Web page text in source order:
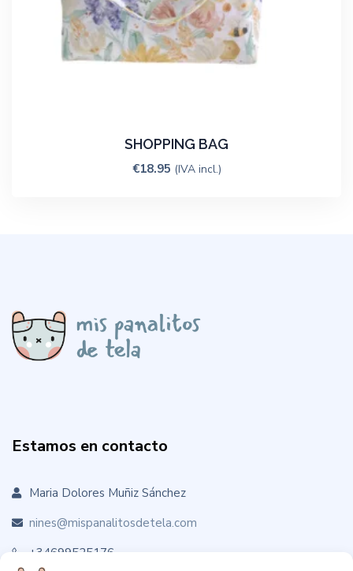
SHOPPING BAG
€18.95 (IVA incl.)
Estamos en contacto
Maria Dolores Muñiz Sánchez
nines@mispanalitosdetela.com
+34699525176